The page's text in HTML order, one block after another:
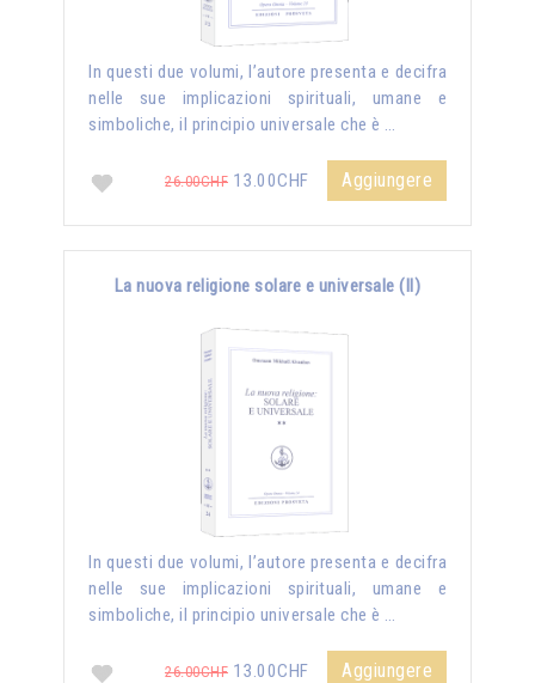
In questi due volumi, l’autore presenta e decifra
nelle sue implicazioni spirituali, umane e
simboliche, il principio universale che è …
26.00CHF 13.00CHF Aggiungere
La nuova religione solare e universale (II)
In questi due volumi, l’autore presenta e decifra
nelle sue implicazioni spirituali, umane e
simboliche, il principio universale che è …
26.00CHF 13.00CHF Aggiungere